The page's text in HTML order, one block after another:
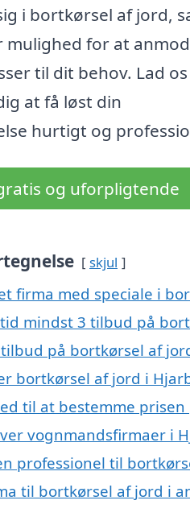
i bortkørsel af jord,
mulighed for at
til dit behov. Lad
at få løst din
hurtigt og
og uforpligtende
skjul
firma med speciale i
mindst 3 tilbud på
tilbud på bortkørsel af
bortkørsel af jord i
til at bestemme
vognmandsfirmaer i
professionel til
til bortkørsel af jord i